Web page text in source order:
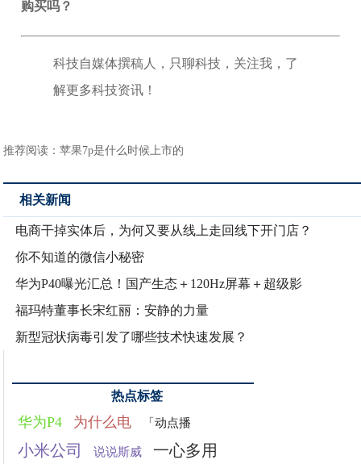
购买吗？
科技自媒体撰稿人，只聊科技，关注我，了
解更多科技资讯！
推荐阅读：苹果7p是什么时候上市的
相关新闻
电商干掉实体后，为何又要从线上走回线下开门店？
你不知道的微信小秘密
华为P40曝光汇总！国产生态＋120Hz屏幕＋超级影
福玛特董事长宋红丽：安静的力量
新型冠状病毒引发了哪些技术快速发展？
热点标签
华为P4 为什么电 「动点播
小米公司 说说斯威 一心多用